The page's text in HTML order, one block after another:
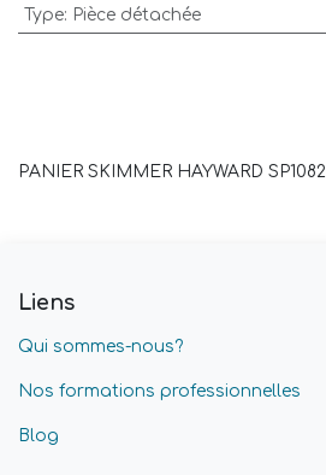
Type: Pièce détachée
PANIER SKIMMER HAYWARD SP1082
Liens
Qui sommes-nous?
Nos formations professionnelles
Blog